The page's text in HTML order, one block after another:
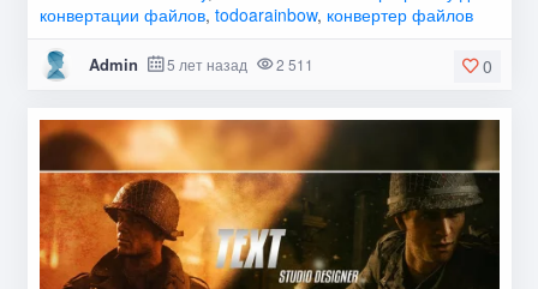
конвертации файлов, todoarainbow, конвертер файлов
0
Admin 5 лет назад 2 511